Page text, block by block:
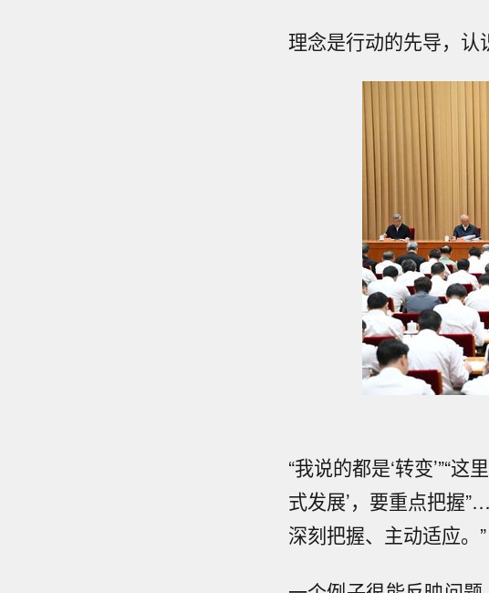
理念是行动的先导，认
“我说的都是‘转变’”“
式发展’，要重点把握
深刻把握、主动适应。”